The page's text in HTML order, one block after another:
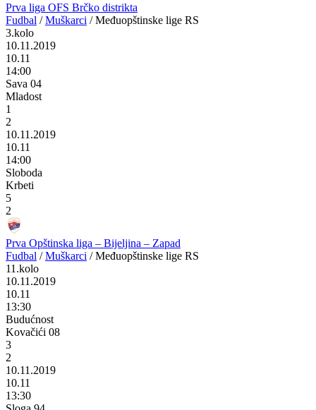
Prva liga OFS Brčko distrikta
Fudbal / Muškarci / Međuopštinske lige RS
3.kolo
10.11.2019
10.11
14:00
Sava 04
Mladost
1
2
10.11.2019
10.11
14:00
Sloboda
Krbeti
5
2
Prva Opštinska liga – Bijeljina – Zapad
Fudbal / Muškarci / Međuopštinske lige RS
11.kolo
10.11.2019
10.11
13:30
Budućnost
Kovačići 08
3
2
10.11.2019
10.11
13:30